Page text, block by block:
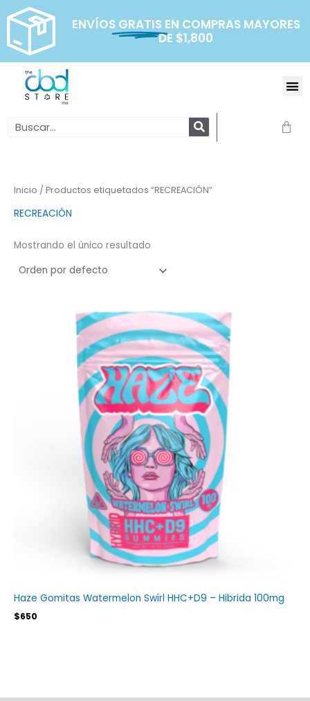
contenido
ENVÍOS GRATIS EN COMPRAS MAYORES
DE $1,800
Search
Inicio / Productos etiquetados “RECREACIÓN”
RECREACIÓN
Mostrando el único resultado
Haze Gomitas Watermelon Swirl HHC+D9 – Hibrida 100mg
$650